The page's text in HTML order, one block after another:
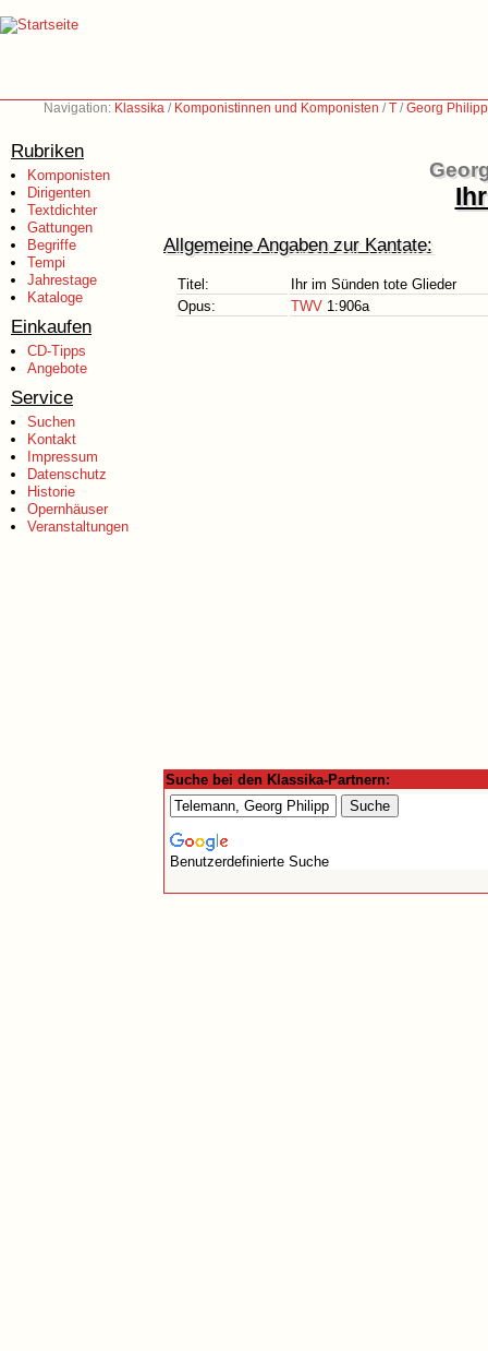
Navigation: Klassika / Komponistinnen und Komponisten /T /Georg
Rubriken
Komponisten
Dirigenten
Textdichter
Gattungen
Begriffe
Tempi
Jahrestage
Kataloge
Einkaufen
CD-Tipps
Angebote
Service
Suchen
Kontakt
Impressum
Datenschutz
Historie
Opernhäuser
Veranstaltungen
Allgemeine Angaben zur Kantate:
Titel:
Ihr im Sünden tote Glieder
Opus:
TWV 1:906a
Suche bei den Klassika-Partnern:
Benutzerdefinierte Suche